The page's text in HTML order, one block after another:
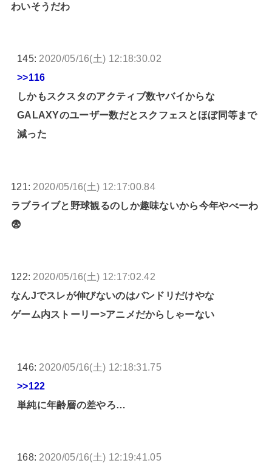
わいそうだわ
145: 2020/05/16(土) 12:18:30.02
>>116
しかもスクスタのアクティブ数ヤバイからな
GALAXYのユーザー数だとスクフェスとほぼ同等まで
減った
121: 2020/05/16(土) 12:17:00.84
ラブライブと野球観るのしか趣味ないから今年やべーわ
😨
122: 2020/05/16(土) 12:17:02.42
なんJでスレが伸びないのはバンドリだけやな
ゲーム内ストーリー>アニメだからしゃーない
146: 2020/05/16(土) 12:18:31.75
>>122
単純に年齢層の差やろ…
168: 2020/05/16(土) 12:19:41.05